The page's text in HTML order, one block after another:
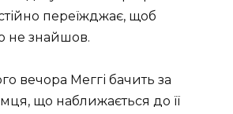
переїжджає, щоб
не знайшов.
вечора Меггі бачить за
що наближається до її